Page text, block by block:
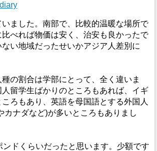
ました。南部で、比較的温暖な場所で
比べれば物価は安く、治安も良かったで
い地域だったせいかアジア人差別に
の割合は学部にとって、全く違いま
留学生ばかりのところもあれば、イギ
ろもあり、英語を母国語とする外国人
カナダなど)が多いところもありまし
ドくらいだったと思います。少額です